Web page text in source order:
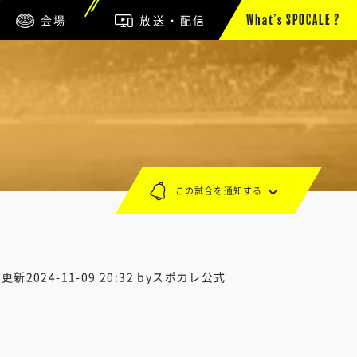
会場 放送・配信 What’s SPOCALE ?
新2024-11-09 20:32 byスポカレ公式
この試合を通知する